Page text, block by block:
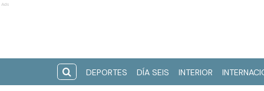
Ads
DEPORTES DÍA SEIS INTERIOR